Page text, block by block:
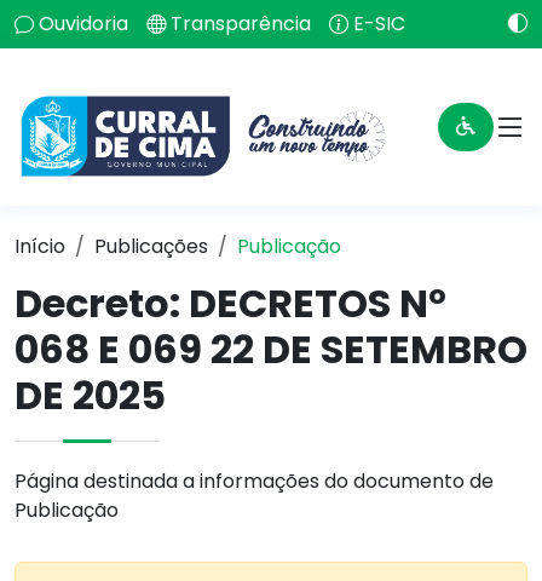
Ouvidoria Transparência E-SIC
Início Publicações Publicação
Decreto: DECRETOS Nº
068 E 069 22 DE SETEMBRO
DE 2025
Página destinada a informações do documento de
Publicação